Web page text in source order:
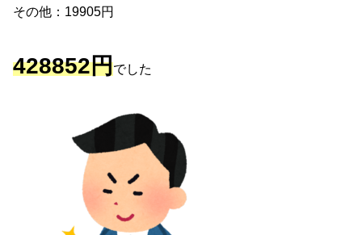
その他：19905円
428852円でした